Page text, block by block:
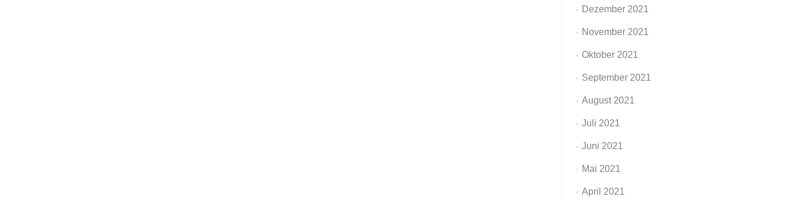
Dezember 2021
November 2021
Oktober 2021
September 2021
August 2021
Juli 2021
Juni 2021
Mai 2021
April 2021